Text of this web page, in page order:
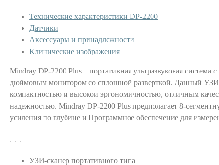
Технические характеристики DP-2200
Датчики
Аксессуары и принадлежности
Клинические изображения
Mindray DP-2200 Plus – портативная ультразвуковая система
дюймовым монитором со сплошной разверткой. Данный УЗИ-
компактностью и высокой эргономичностью, отличным
надежностью. Mindray DP-2200 Plus предполагает 8-
усиления по глубине и Программное обеспечение для
УЗИ-сканер портативного типа